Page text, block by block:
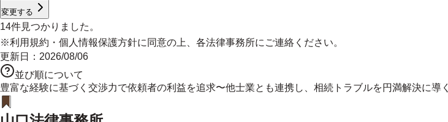
変更する
14件見つかりました。
※利用規約 ・ 個人情報保護方針に同意の上、各法律事務所にご連絡ください。
更新日： 2026/08/06
並び順について
豊富な経験に基づく交渉力で依頼者の利益を追求〜他士業とも連携し、相続トラブルを円満解決に導く